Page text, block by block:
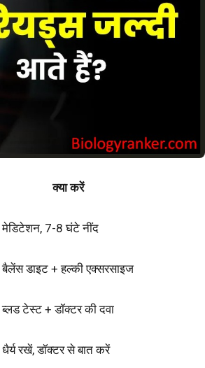
क्या करें
मेडिटेशन, 7-8 घंटे नींद
बैलेंस डाइट + हल्की एक्सरसाइज
ब्लड टेस्ट + डॉक्टर की दवा
धैर्य रखें, डॉक्टर से बात करें